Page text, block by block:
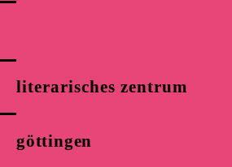
literarisches zentrum
göttingen